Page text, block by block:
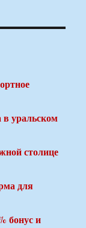
в уральском
столице
для
бонус и